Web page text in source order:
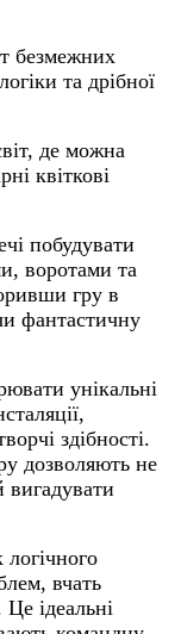
безмежних
та дрібної
де можна
квіткові
побудувати
воротами та
гру в
фантастичну
унікальні
здібності.
дозволяють не
вигадувати
вчать
ідеальні